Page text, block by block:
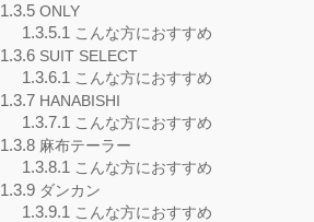
1.3.5 ONLY
1.3.5.1 こんな方におすすめ
1.3.6 SUIT SELECT
1.3.6.1 こんな方におすすめ
1.3.7 HANABISHI
1.3.7.1 こんな方におすすめ
1.3.8 麻布テーラー
1.3.8.1 こんな方におすすめ
1.3.9 ダンカン
1.3.9.1 こんな方におすすめ